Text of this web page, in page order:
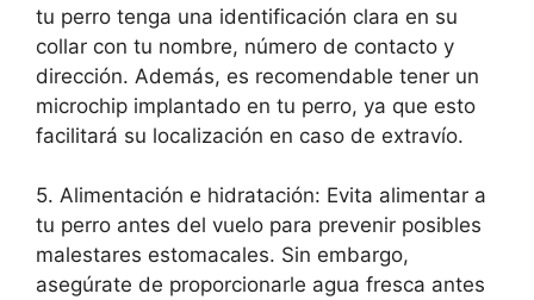
tu perro tenga una identificación clara en su
collar con tu nombre, número de contacto y
dirección. Además, es recomendable tener un
microchip implantado en tu perro, ya que esto
facilitará su localización en caso de extravío.
5. Alimentación e hidratación: Evita alimentar a
tu perro antes del vuelo para prevenir posibles
malestares estomacales. Sin embargo,
asegúrate de proporcionarle agua fresca antes